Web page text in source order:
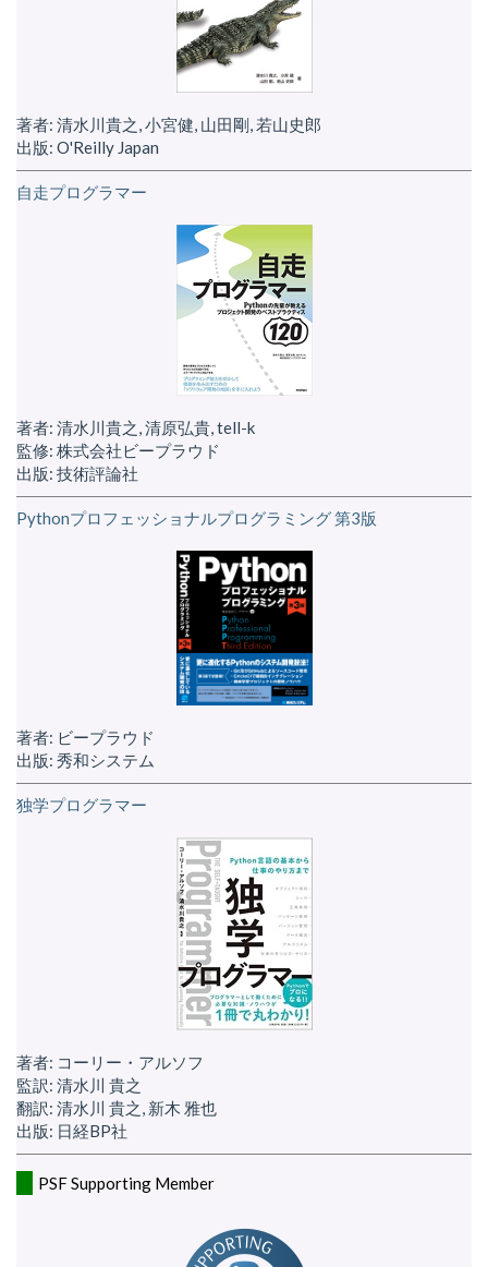
著者: 清水川貴之, 小宮健, 山田剛, 若山史郎
出版: O'Reilly Japan
自走プログラマー
著者: 清水川貴之, 清原弘貴, tell-k
監修: 株式会社ビープラウド
出版: 技術評論社
Pythonプロフェッショナルプログラミング 第3版
著者: ビープラウド
出版: 秀和システム
独学プログラマー
著者: コーリー・アルソフ
監訳: 清水川 貴之
翻訳: 清水川 貴之, 新木 雅也
出版: 日経BP社
PSF Supporting Member